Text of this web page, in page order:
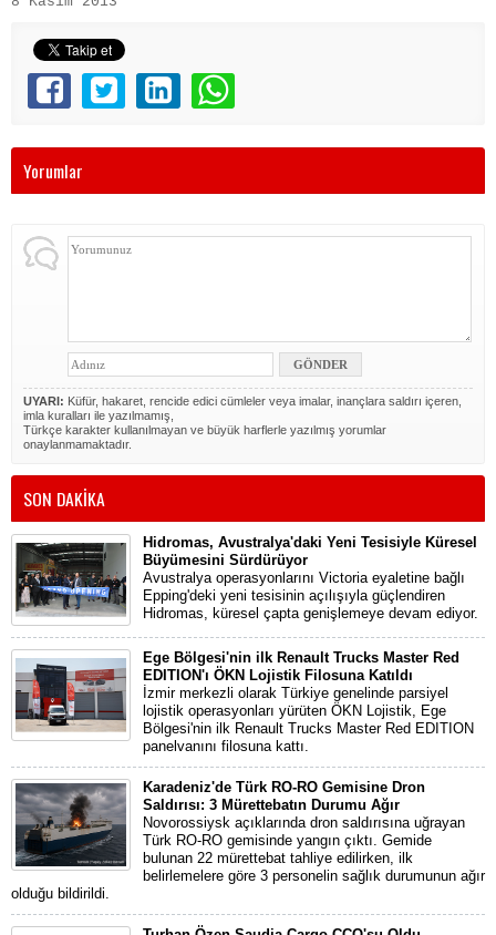
Yorumlar
UYARI: Küfür, hakaret, rencide edici cümleler veya imalar, inançlara saldırı içeren,
imla kuralları ile yazılmamış,
Türkçe karakter kullanılmayan ve büyük harflerle yazılmış yorumlar
onaylanmamaktadır.
SON DAKİKA
Hidromas, Avustralya'daki Yeni Tesisiyle Küresel
Büyümesini Sürdürüyor
Avustralya operasyonlarını Victoria eyaletine bağlı
Epping'deki yeni tesisinin açılışıyla güçlendiren
Hidromas, küresel çapta genişlemeye devam ediyor.
Ege Bölgesi'nin ilk Renault Trucks Master Red
EDITION'ı ÖKN Lojistik Filosuna Katıldı
İzmir merkezli olarak Türkiye genelinde parsiyel
lojistik operasyonları yürüten ÖKN Lojistik, Ege
Bölgesi'nin ilk Renault Trucks Master Red EDITION
panelvanını filosuna kattı.
Karadeniz'de Türk RO-RO Gemisine Dron
Saldırısı: 3 Mürettebatın Durumu Ağır
Novorossiysk açıklarında dron saldırısına uğrayan
Türk RO-RO gemisinde yangın çıktı. Gemide
bulunan 22 mürettebat tahliye edilirken, ilk
belirlemelere göre 3 personelin sağlık durumunun ağır
olduğu bildirildi.